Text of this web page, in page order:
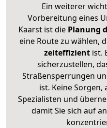
Ein weiterer
Vorbereitung eines
Kaarst ist diePlanung
eine Route zu wählen,
zeiteffizientist.
sicherzustellen,
Straßensperrungen
ist. Keine
Spezialisten und
damit Sie sich auf